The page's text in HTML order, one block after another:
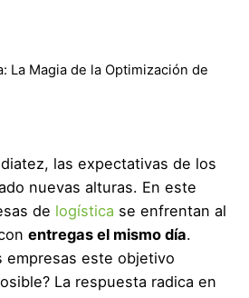
La Magia de la Optimización de
las expectativas de los
nuevas alturas. En este
de logística se enfrentan al
entregas el mismo día.
empresas este objetivo
La respuesta radica en